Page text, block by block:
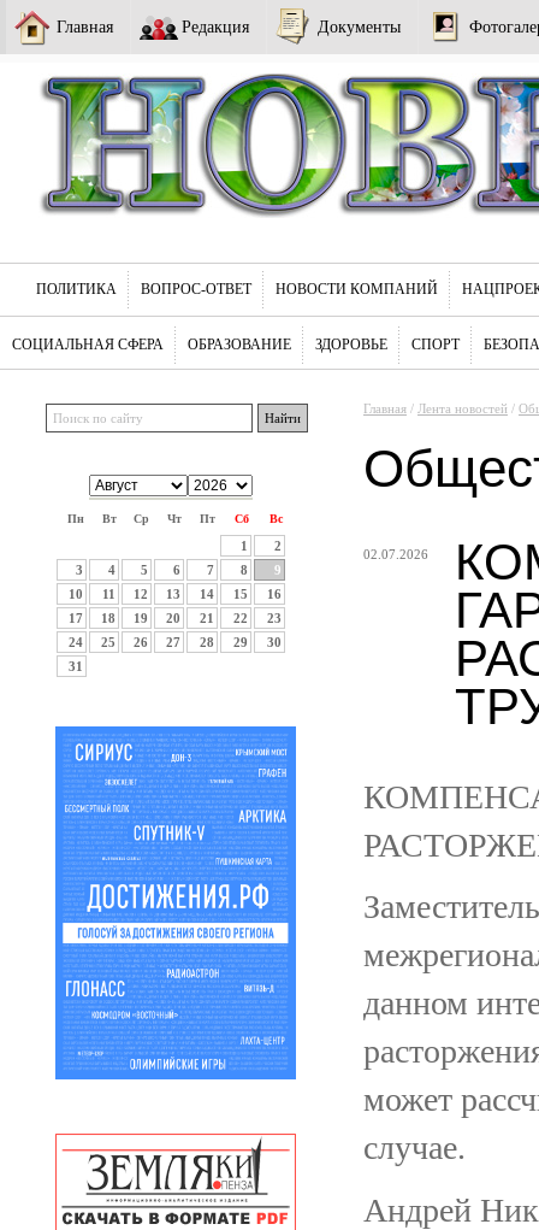
Главная Редакция Документы
ПОЛИТИКА ВОПРОС-ОТВЕТ НОВОСТИ КОМПАНИЙ
СОЦИАЛЬНАЯ СФЕРА ОБРАЗОВАНИЕ ЗДОРОВЬЕ СПОРТ
Пн Вт Ср Чт Пт Сб Вс
1
2
3
4 5 6 7 8
9
10
11 12 13 14 15
16
17
18 19 20 21 22
23
24
25 26 27 28 29
30
31
Главная / Лента новостей /
02.07.2026
данном
может
случае.
Андрей